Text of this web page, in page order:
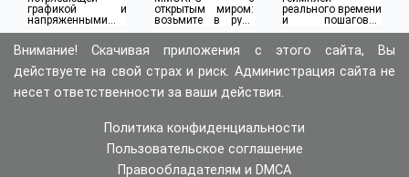
графикой и
напряженными
сражениями с
открытым миром:
возьмите в руки
оружие и
крушить врагов
реального времени
и пошаговой
тактики
Внимание! Скачивая приложения с этого сайта, Вы
действуете на свой страх и риск. Администрация сайта не
несет ответственности за ваши действия.
Политика конфиденциальности
Пользовательское соглашение
Правообладателям и DMCA